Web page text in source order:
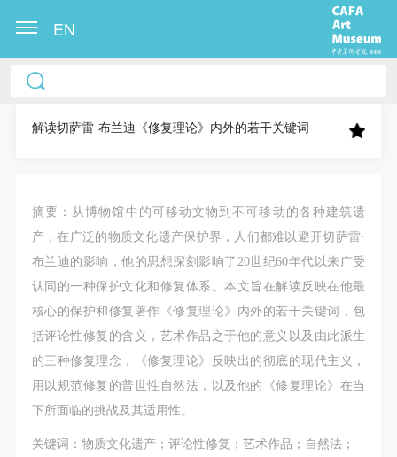
EN
解读切萨雷·布兰迪《修复理论》内外的若干关键词
摘要： 从博物馆中的可移动文物到不可移动的各种建筑遗
产，在广泛的物质文化遗产保护界，人们都难以避开切萨雷·
布兰迪的影响，他的思想深刻影响了20世纪60年代以来广受
认同的一种保护文化和修复体系。本文旨在解读反映在他最
核心的保护和修复著作《修复理论》内外的若干关键词，包
括评论性修复的含义，艺术作品之于他的意义以及由此派生
的三种修复理念，《修复理论》反映出的彻底的现代主义，
用以规范修复的普世性自然法，以及他的《修复理论》在当
下所面临的挑战及其适用性。
关键词：物质文化遗产；评论性修复；艺术作品；自然法；
中央美术学院美术馆出版授权协议书
称“CAFAM”），愿意将本人参与中央美术学院美术馆
果（如参与工作坊创作的作品）提交中央美术学院用
作发表、出版。中央美术学院可以以电子、网络及其
它数字媒体形式公开出版，并同意编入《中国知识资
源总库》《中央美术学院资料库》《中央美术学院美
术馆资料库》等相关资料、文献、档案机构和平台，
在中央美术学院中使用和在互联网上传播，同意按相
关“章程”规定享受相关权益。
中央美术学院美术馆活动安全免责协议书
第一条
负的原则。但活动有风险，参加者应有必要的风险意
中央美术学院美术馆出版授权协议书
称“CAFAM”），愿意将本人参与中央美术学院美术馆
果（如参与工作坊创作的作品）提交中央美术学院用
作发表、出版。中央美术学院可以以电子、网络及其
它数字媒体形式公开出版，并同意编入《中国知识资
源总库》《中央美术学院资料库》《中央美术学院美
术馆资料库》等相关资料、文献、档案机构和平台，
在中央美术学院中使用和在互联网上传播，同意按相
关“章程”规定享受相关权益。
中央美术学院美术馆活动安全免责协议书
第一条
负的原则。但活动有风险，参加者应有必要的风险意
中央美术学院美术馆出版授权协议书
称“CAFAM”），愿意将本人参与中央美术学院美术馆
果（如参与工作坊创作的作品）提交中央美术学院用
作发表、出版。中央美术学院可以以电子、网络及其
它数字媒体形式公开出版，并同意编入《中国知识资
源总库》《中央美术学院资料库》《中央美术学院美
术馆资料库》等相关资料、文献、档案机构和平台，
在中央美术学院中使用和在互联网上传播，同意按相
关“章程”规定享受相关权益。
中央美术学院美术馆活动安全免责协议书
第一条
负的原则。但活动有风险，参加者应有必要的风险意